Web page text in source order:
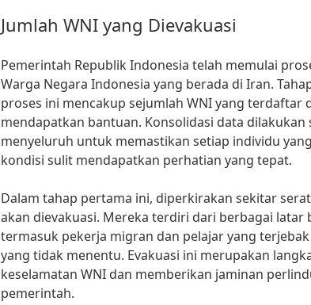
Jumlah WNI yang Dievakuasi
Pemerintah Republik Indonesia telah memulai
Warga Negara Indonesia yang berada di Iran.
proses ini mencakup sejumlah WNI yang terdaftar
mendapatkan bantuan. Konsolidasi data dilakukan
menyeluruh untuk memastikan setiap individu
kondisi sulit mendapatkan perhatian yang tepat.
Dalam tahap pertama ini, diperkirakan sekitar
akan dievakuasi. Mereka terdiri dari berbagai latar
termasuk pekerja migran dan pelajar yang
yang tidak menentu. Evakuasi ini merupakan
keselamatan WNI dan memberikan jaminan
pemerintah.